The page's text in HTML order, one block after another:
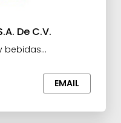
De C.V.
bebidas
EMAIL